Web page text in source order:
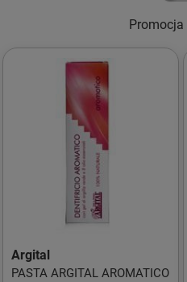
Promocja
Argital
PASTA ARGITAL AROMATICO